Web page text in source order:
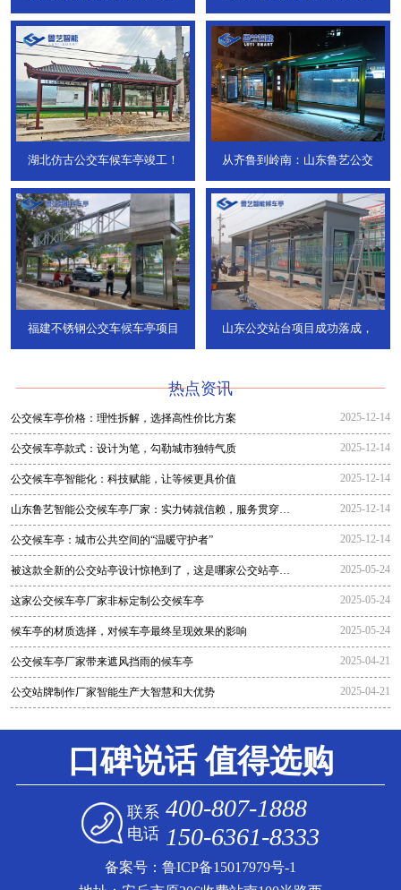
湖北仿古公交车候车亭竣工！ 从齐鲁到岭南：山东鲁艺公交
福建不锈钢公交车候车亭项目 山东公交站台项目成功落成，
热点资讯
公交候车亭价格：理性拆解，选择高性价比方案 2025-12-14
公交候车亭款式：设计为笔，勾勒城市独特气质 2025-12-14
公交候车亭智能化：科技赋能，让等候更具价值 2025-12-14
山东鲁艺智能公交候车亭厂家：实力铸就信赖，服务贯穿全
程
2025-12-14
公交候车亭：城市公共空间的“温暖守护者” 2025-12-14
被这款全新的公交站亭设计惊艳到了，这是哪家公交站亭生
产厂家生
2025-05-24
这家公交候车亭厂家非标定制公交候车亭 2025-05-24
候车亭的材质选择，对候车亭最终呈现效果的影响 2025-05-24
公交候车亭厂家带来遮风挡雨的候车亭 2025-04-21
公交站牌制作厂家智能生产大智慧和大优势 2025-04-21
口碑说话 值得选购
联系
电话
400-807-1888
150-6361-8333
备案号： 鲁ICP备15017979号-1